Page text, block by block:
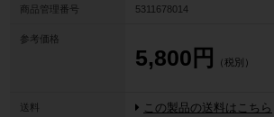
商品管理番号 5311678014
参考価格
5,800円 （税別）
送料 この製品の送料はこちら